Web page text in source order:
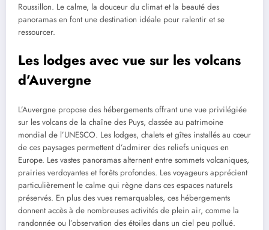
Roussillon. Le calme, la douceur du climat et la beauté des
panoramas en font une destination idéale pour ralentir et se
ressourcer.
Les lodges avec vue sur les volcans
d’Auvergne
L’Auvergne propose des hébergements offrant une vue privilégiée
sur les volcans de la chaîne des Puys, classée au patrimoine
mondial de l’UNESCO. Les lodges, chalets et gîtes installés au cœur
de ces paysages permettent d’admirer des reliefs uniques en
Europe. Les vastes panoramas alternent entre sommets volcaniques,
prairies verdoyantes et forêts profondes. Les voyageurs apprécient
particulièrement le calme qui règne dans ces espaces naturels
préservés. En plus des vues remarquables, ces hébergements
donnent accès à de nombreuses activités de plein air, comme la
randonnée ou l’observation des étoiles dans un ciel peu pollué.